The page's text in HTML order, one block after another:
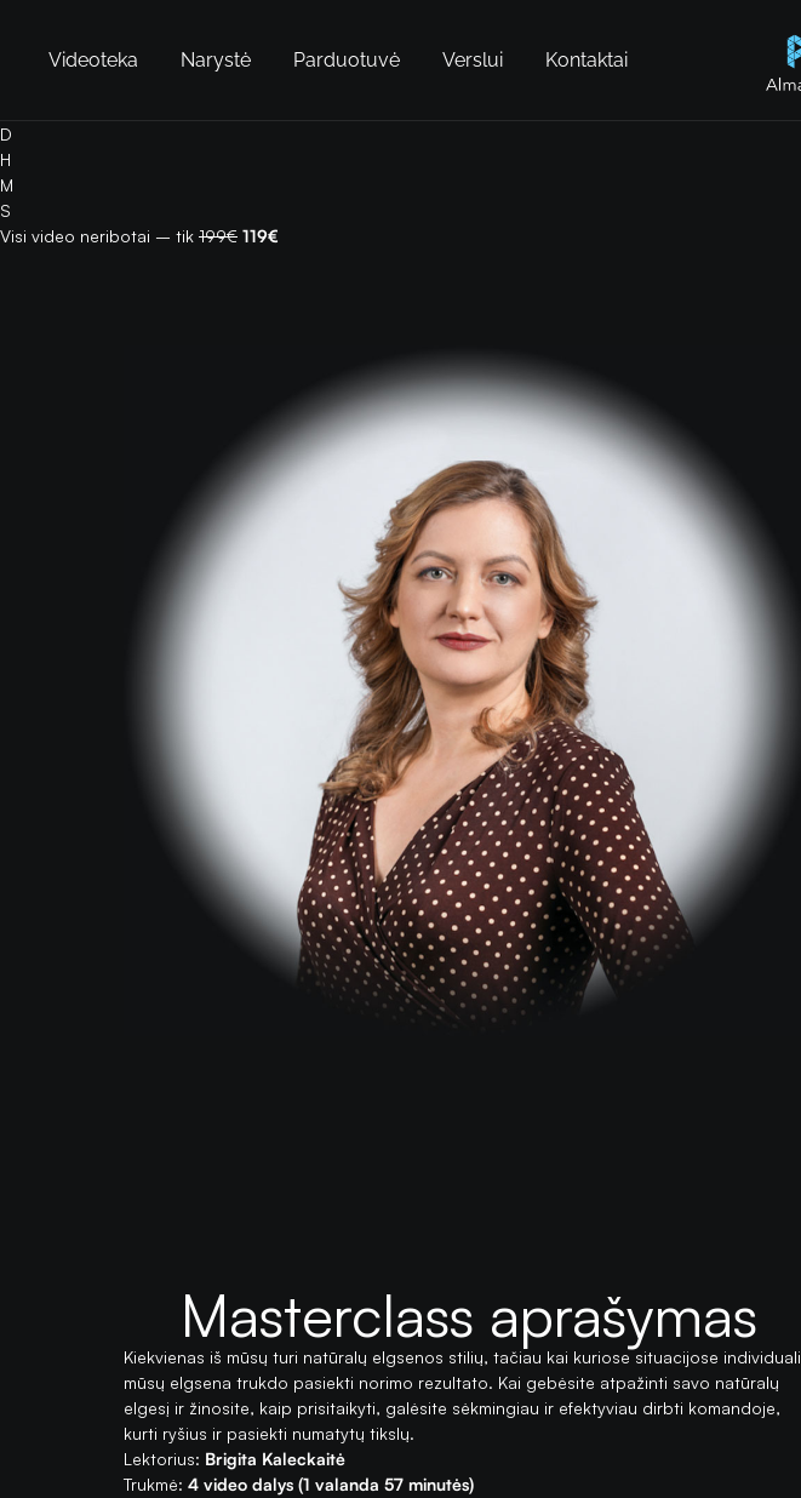
Videoteka Narystė Parduotuvė Verslui Kontaktai
D
H
M
S
Visi video neribotai – tik 199€ 119€
Masterclass aprašymas
Kiekvienas iš mūsų turi natūralų elgsenos stilių, tačiau kai kuriose situacijose individuali
mūsų elgsena trukdo pasiekti norimo rezultato. Kai gebėsite atpažinti savo natūralų
elgesį ir žinosite, kaip prisitaikyti, galėsite sėkmingiau ir efektyviau dirbti komandoje,
kurti ryšius ir pasiekti numatytų tikslų.
Lektorius: Brigita Kaleckaitė
Trukmė: 4 video dalys (1 valanda 57 minutės)